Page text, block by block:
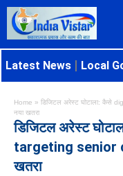
Latest News Local
Home » डिजिटल अरेस्ट घोटाला: कैसे
नया खतरा
डिजिटल अरेस्ट
targeting senior
खतरा